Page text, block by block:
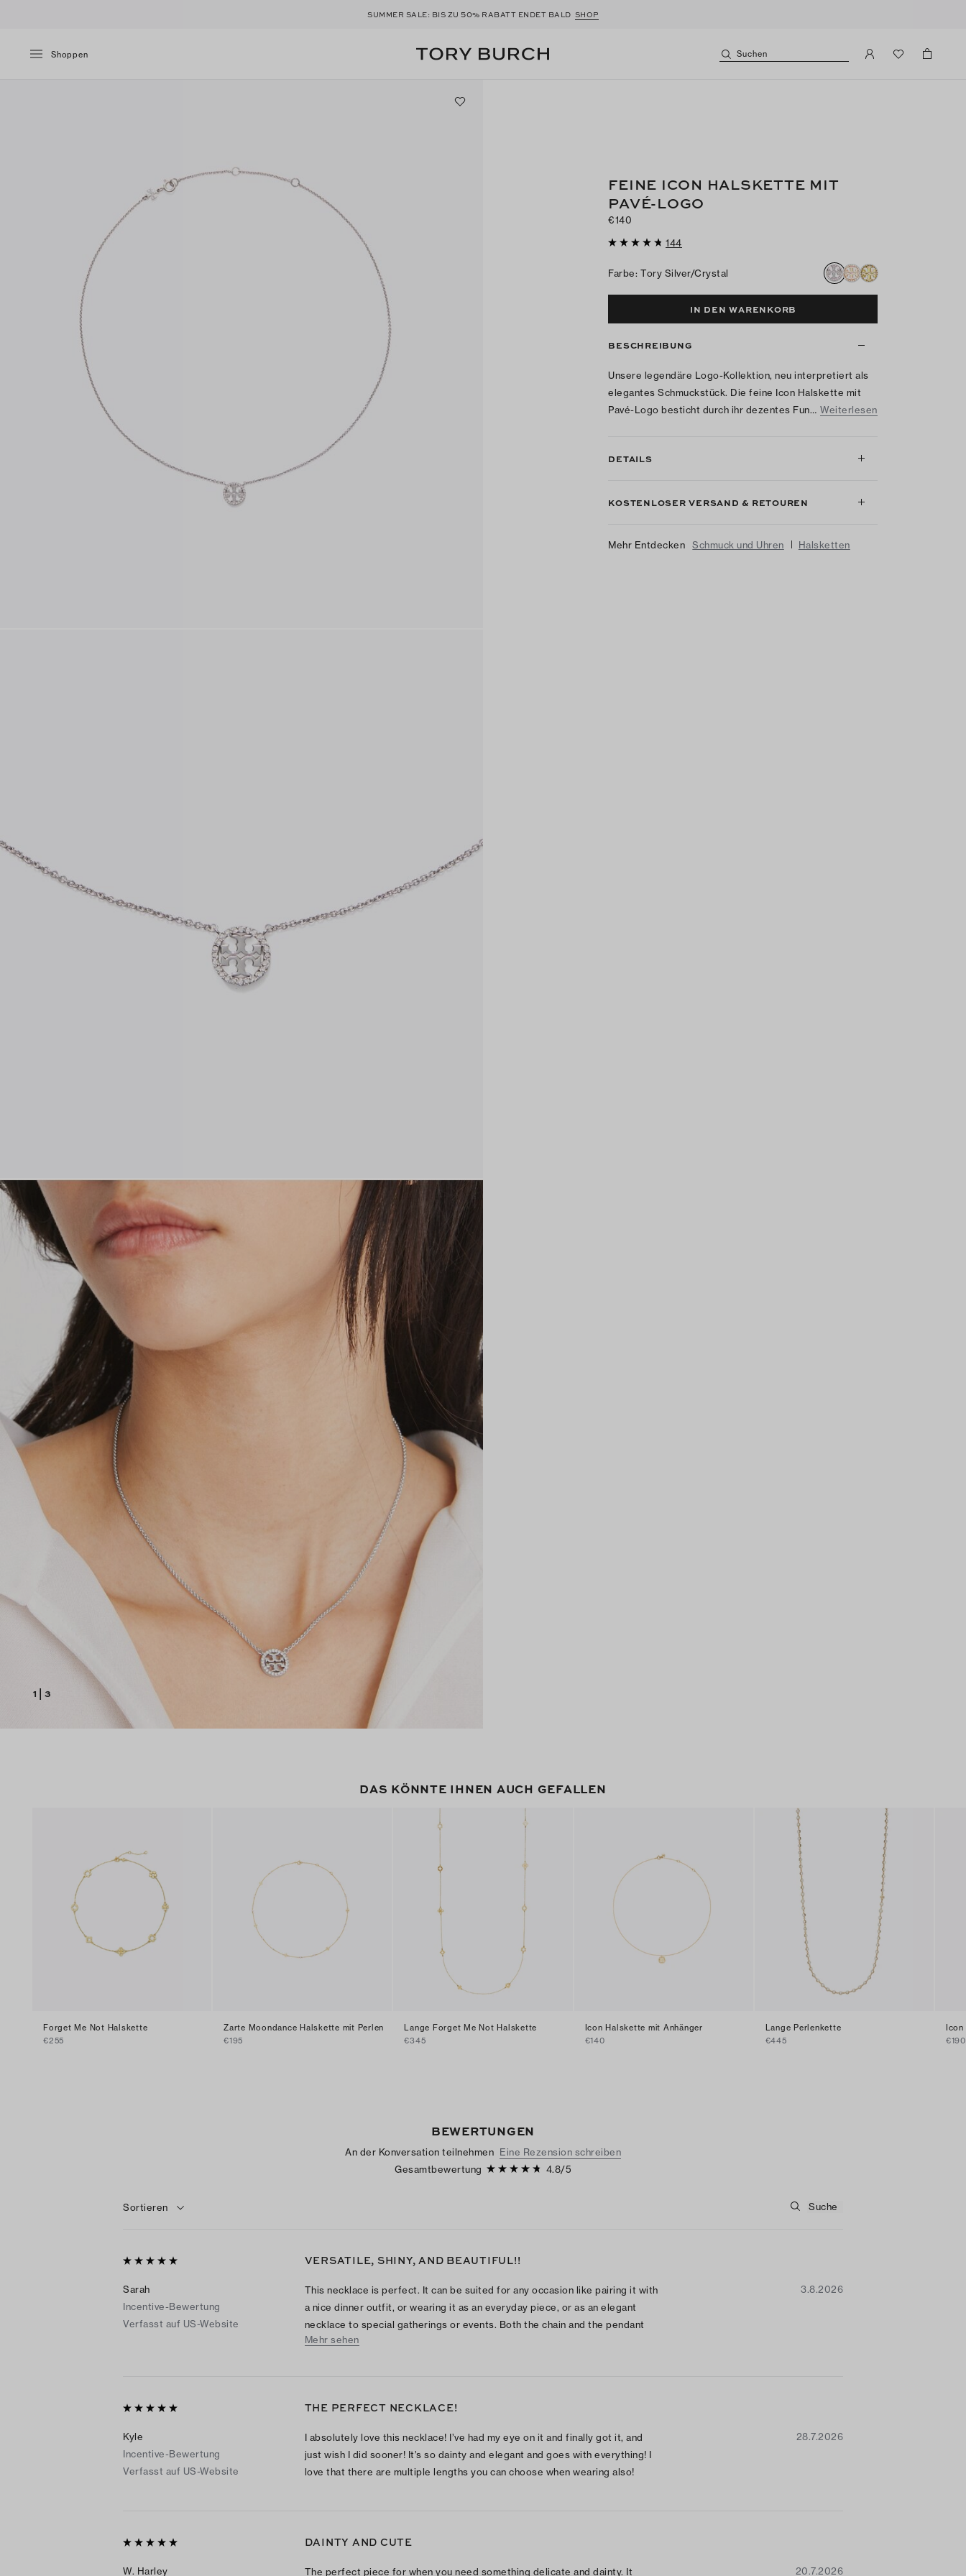
SUMMER SALE: BIS ZU50% RABATT ENDET BALD SHOP
Shoppen Suchen
1 | 3
FEINE ICON HALSKETTE MIT
PAVÉ-LOGO
€140
144
Farbe: Tory Silver/crystal
IN DEN WARENKORB
BESCHREIBUNG
Unsere legendäre Logo-Kollektion, neu interpretiert als
elegantes Schmuckstück. Die feine Icon Halskette mit
Pavé-Logo besticht durch ihr dezentes Fun… Weiterlesen
DETAILS
KOSTENLOSER VERSAND & RETOUREN
Mehr Entdecken Schmuck und Uhren | Halsketten
DAS KÖNNTE IHNEN AUCH GEFALLEN
Forget Me Not Halskette
€255
Zarte Moondance Halskette mit Perlen
€195
Lange Forget Me Not Halskette
€345
Icon Halskette mit Anhänger
€140
Lange Perlenkette
€445
€190
BEWERTUNGEN
An der Konversation teilnehmen Eine Rezension schreiben
Gesamtbewertung
4.8/5
Sortieren
Sarah
Incentive-Bewertung
Verfasst auf US-Website
VERSATILE, SHINY, AND BEAUTIFUL!!
This necklace is perfect. It can be suited for any occasion like pairing it with
a nice dinner outfit, or wearing it as an everyday piece, or as an elegant
necklace to special gatherings or events. Both the chain and the pendant
are super shiny against the light, their crystals twinkle a lot! It’s super pretty
Mehr sehen
3.8.2026
Kyle
Incentive-Bewertung
Verfasst auf US-Website
THE PERFECT NECKLACE!
I absolutely love this necklace! I’ve had my eye on it and finally got it, and
just wish I did sooner! It’s so dainty and elegant and goes with everything! I
love that there are multiple lengths you can choose when wearing also!
28.7.2026
W. Harley
DAINTY AND CUTE
The perfect piece for when you need something delicate and dainty. It 20.7.2026